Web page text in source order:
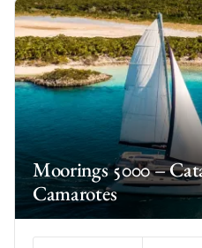
Moorings 5000 –
Camarotes